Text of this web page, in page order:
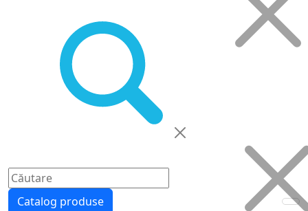
Catalog produse